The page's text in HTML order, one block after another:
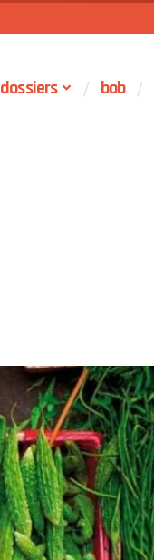
dossiers bob